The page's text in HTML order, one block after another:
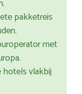
pakketreis
met
vlakbij